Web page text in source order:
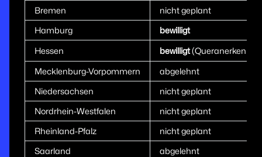
Bremen
nicht geplant
Hamburg
bewilligt
Hessen bewilligt
Mecklenburg-Vorpommern
abgelehnt
Niedersachsen
nicht geplant
Nordrhein-Westfalen
nicht geplant
Rheinland-Pfalz
nicht geplant
Saarland
abgelehnt